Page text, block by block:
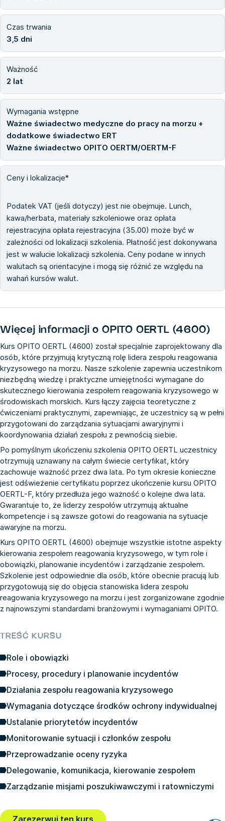
Czas trwania
3,5 dni
Ważność
2 lat
Wymagania wstępne
Ważne świadectwo medyczne do pracy na morzu +
dodatkowe świadectwo ERT
Ważne świadectwo OPITO OERTM/OERTM-F
Ceny i lokalizacje*
Podatek VAT (jeśli dotyczy) jest nie obejmuje. Lunch,
kawa/herbata, materiały szkoleniowe oraz opłata
rejestracyjna opłata rejestracyjna (35.00) może być w
zależności od lokalizacji szkolenia. Płatność jest dokonywana
jest w walucie lokalizacji szkolenia. Ceny podane w innych
walutach są orientacyjne i mogą się różnić ze względu na
wahań kursów walut.
Więcej informacji oOPITO OERTL (4600)
Kurs OPITO OERTL (4600) został specjalnie zaprojektowany dla
osób, które przyjmują krytyczną rolę lidera zespołu reagowania
kryzysowego na morzu. Nasze szkolenie zapewnia uczestnikom
niezbędną wiedzę i praktyczne umiejętności wymagane do
skutecznego kierowania zespołem reagowania kryzysowego w
środowiskach morskich. Kurs łączy zajęcia teoretyczne z
ćwiczeniami praktycznymi, zapewniając, że uczestnicy są w pełni
przygotowani do zarządzania sytuacjami awaryjnymi i
koordynowania działań zespołu z pewnością siebie.
Po pomyślnym ukończeniu szkolenia OPITO OERTL uczestnicy
otrzymują uznawany na całym świecie certyfikat, który
zachowuje ważność przez dwa lata. Po tym okresie konieczne
jest odświeżenie certyfikatu poprzez ukończenie kursu OPITO
OERTL-F, który przedłuża jego ważność o kolejne dwa lata.
Gwarantuje to, że liderzy zespołów utrzymują aktualne
kompetencje i są zawsze gotowi do reagowania na sytuacje
awaryjne na morzu.
Kurs OPITO OERTL (4600) obejmuje wszystkie istotne aspekty
kierowania zespołem reagowania kryzysowego, w tym role i
obowiązki, planowanie incydentów i zarządzanie zespołem.
Szkolenie jest odpowiednie dla osób, które obecnie pracują lub
przygotowują się do objęcia stanowiska lidera zespołu
reagowania kryzysowego na morzu i jest zorganizowane zgodnie
z najnowszymi standardami branżowymi i wymaganiami OPITO.
TREŚĆ KURSU
Role i obowiązki
Procesy, procedury i planowanie incydentów
Działania zespołu reagowania kryzysowego
Wymagania dotyczące środków ochrony indywidualnej
Ustalanie priorytetów incydentów
Monitorowanie sytuacji i członków zespołu
Przeprowadzanie oceny ryzyka
Delegowanie, komunikacja, kierowanie zespołem
Zarządzanie misjami poszukiwawczymi i ratowniczymi
Zarezerwuj ten kurs